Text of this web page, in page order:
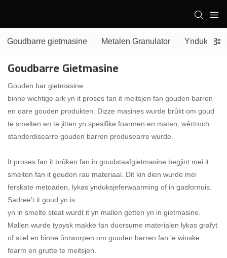
Goudbarre gietmasine Metalen Granulator Ynduksje
Goudbarre Gietmasine
Gouden bar gietmasine
binne wichtige ark yn it proses fan it meitsjen fan gouden barren
en oare gouden produkten. Dizze masines wurde brûkt om goud
te smelten en te jitten yn spesifike foarmen en maten, wêrtroch
standerdisearre gouden barren produsearre wurde.
It proses fan it brûken fan in goudstaafgietmasine begjint mei it
smelten fan it gouden rau materiaal. Dit kin dien wurde mei
ferskate metoaden, lykas ynduksjeferwaarming of in gasfornuis.
Sadree't it goud yn is
yn in smelte steat wurdt it yn mallen getten yn in gietmasine.
Mallen wurde typysk makke fan duorsume materialen lykas grafyt
of stiel en binne ûntworpen om gouden barren fan 'e winske
foarm en grutte te meitsjen.